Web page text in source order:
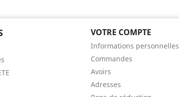
VOTRE COMPTE
Informations personnelles
Commandes
Avoirs
Adresses